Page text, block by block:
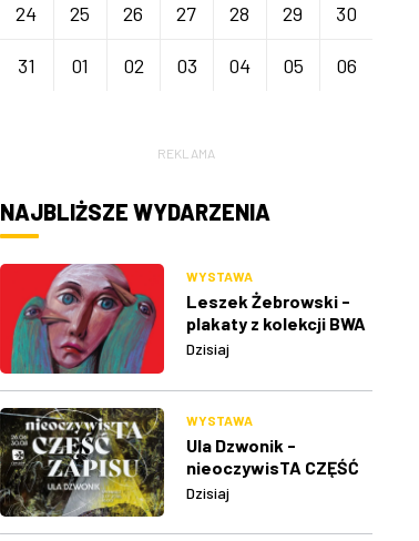
24 25 26 27 28 29 30
31 01 02 03 04 05 06
REKLAMA
NAJBLIŻSZE WYDARZENIA
WYSTAWA
Leszek Żebrowski -
plakaty z kolekcji BWA
w Rzeszowie
Dzisiaj
WYSTAWA
Ula Dzwonik -
nieoczywisTA CZĘŚĆ
ZAPISU
Dzisiaj